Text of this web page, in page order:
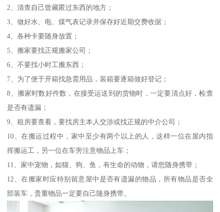
2、清查自己曾藏匿过东西的地方；
3、做好水、电、煤气表记录并保存好近期交费收据；
4、各种卡要随身放置；
5、搬家要找正规搬家公司；
6、不要找小时工搬东西；
7、为了便于开箱找急需用品，装箱要逐箱做好登记；
8、搬家时数好件数，在接受运送到的货物时，一定要清点好，检查
是否有遗漏；
9、租房要查看，要找房主本人交涉或找正规的中介公司；
10、在搬运过程中，家中至少有两个以上的人，这样一位在屋内指
挥搬运工，另一位在车旁注意物品上车；
11、家中宠物，如猫、狗、鱼，有生命的动物，请您随身携带；
12、在搬家时应特别留意屋中是否有遗漏的物品，所有物品是否全
部装车，贵重物品一定要自己随身携带。